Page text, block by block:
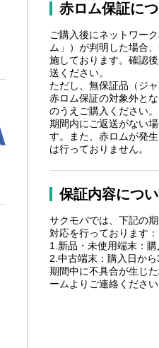
赤ロム保証に
ご購入後にネットワー
ム」）が判明した場合
施しております。確認
送ください。
ただし、無保証品（ジ
赤ロム保証の対象外と
のうえご購入ください。
期間内にご返送がない
す。また、赤ロムが発
は行っておりません。
保証内容につ
サクモバでは、下記の
対応を行っております：
1.新品・未使用端末：購
2.中古端末：購入日から
期間中に不具合が生じ
ームよりご連絡ください